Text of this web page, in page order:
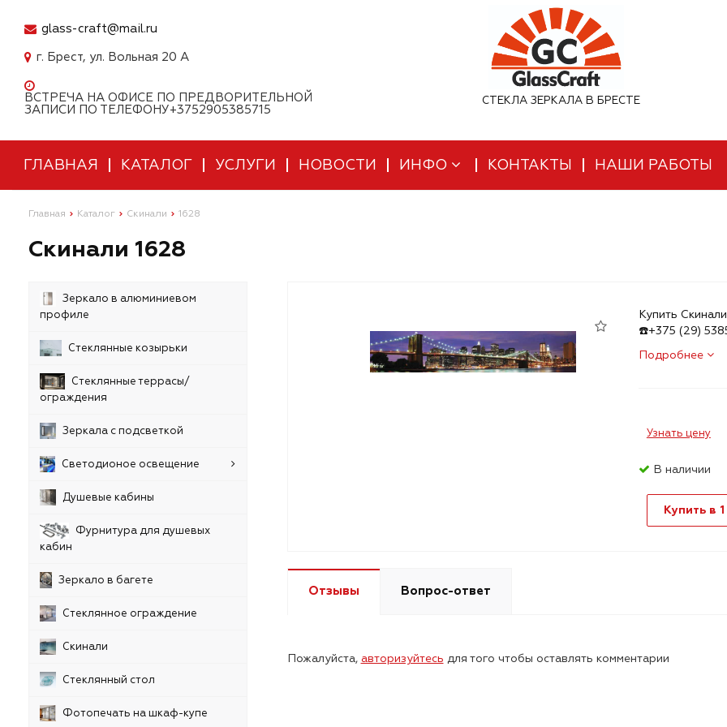
glass-craft@mail.ru
г. Брест, ул. Вольная 20 А
ВСТРЕЧА НА ОФИСЕ ПО ПРЕДВОРИТЕЛЬНОЙ
ЗАПИСИ ПО ТЕЛЕФОНУ+3752905385715
СТЕКЛА ЗЕРКАЛА В БРЕСТЕ
ГЛАВНАЯ КАТАЛОГ УСЛУГИ НОВОСТИ ИНФО КОНТАКТЫ НАШИ РАБОТЫ
Главная Каталог Скинали 1628
Скинали 1628
Зеркало в алюминиевом
профиле
Стеклянные козырьки
Стеклянные террасы/
ограждения
Зеркала с подсветкой
Светодионое освещение
Душевые кабины
Фурнитура для душевых
кабин
Зеркало в багете
Стеклянное ограждение
Скинали
Стеклянный стол
Фотопечать на шкаф-купе
Купить
☎️+375 (29)
Подробнее
Узнать цену
В наличии
Купить в
Отзывы Вопрос-ответ
Пожалуйста, авторизуйтесь для того чтобы оставлять комментарии